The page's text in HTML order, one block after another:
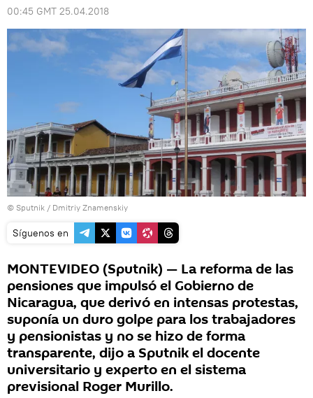
00:45 GMT 25.04.2018
© Sputnik / Dmitriy Znamenskiy
Síguenos en
MONTEVIDEO (Sputnik) — La reforma de las
pensiones que impulsó el Gobierno de
Nicaragua, que derivó en intensas protestas,
suponía un duro golpe para los trabajadores
y pensionistas y no se hizo de forma
transparente, dijo a Sputnik el docente
universitario y experto en el sistema
previsional Roger Murillo.